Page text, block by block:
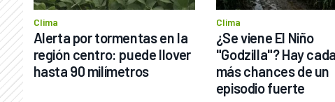
Clima
Alerta por tormentas en la
región centro: puede llover
hasta 90 milímetros
Clima
¿Se viene El Niño
"Godzilla"? Hay
más chances de un
episodio fuerte